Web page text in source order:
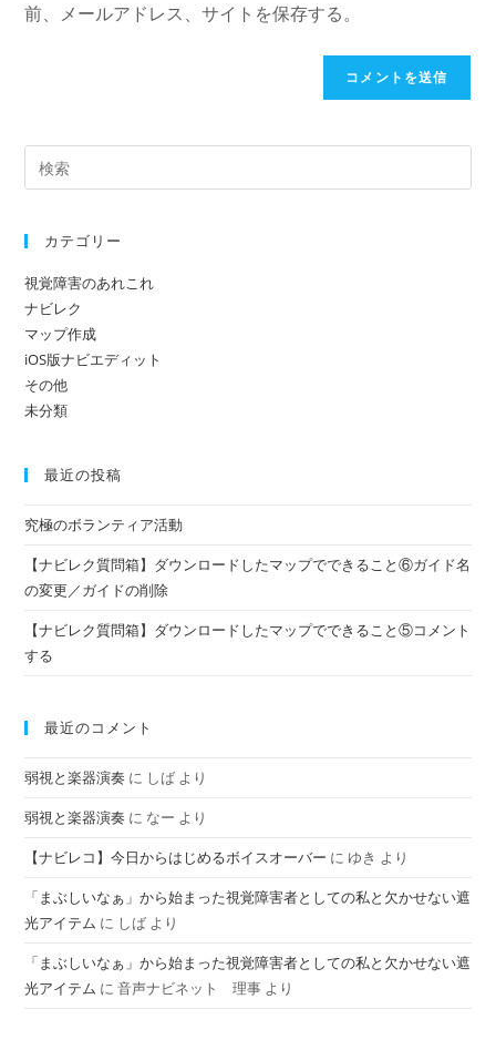
前、メールアドレス、サイトを保存する。
カテゴリー
視覚障害のあれこれ
ナビレク
マップ作成
iOS版ナビエディット
その他
未分類
最近の投稿
究極のボランティア活動
【ナビレク質問箱】ダウンロードしたマップでできること⑥ガイド名
の変更／ガイドの削除
【ナビレク質問箱】ダウンロードしたマップでできること⑤コメント
する
最近のコメント
弱視と楽器演奏 に しば より
弱視と楽器演奏 に なー より
【ナビレコ】今日からはじめるボイスオーバー に ゆき より
「まぶしいなぁ」から始まった視覚障害者としての私と欠かせない遮
光アイテム に しば より
「まぶしいなぁ」から始まった視覚障害者としての私と欠かせない遮
光アイテム に音声ナビネット 理事 より